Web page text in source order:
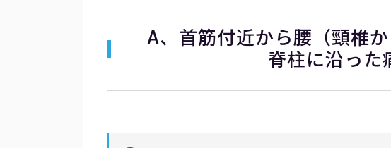
A、首筋付近から腰（頸椎
脊柱に沿った